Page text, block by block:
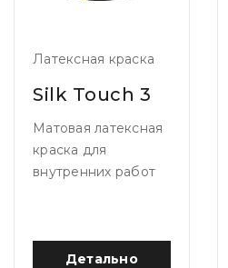
Латексная краска
Silk Touch 3
Матовая латексная
краска для
внутренних работ
Детально